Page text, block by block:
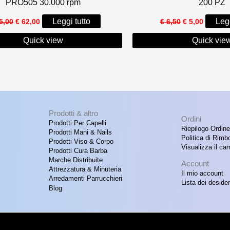
PRO505 30.000 rpm
Il
prezzo
originale
era:
€ 62,00 Il
prezzo
attuale
è:
Leggi tutto
Quick view
200 PZ
€6,50 Il
prezzo
originale
era:
€5,00Il
prezzo
attuale
è:
Quick
Prodotti & altro
Prodotti Per Capelli
Prodotti Mani & Nails
Prodotti Viso & Corpo
Prodotti Cura Barba
Marche Distribuite
Attrezzatura & Minuteria
Arredamenti Parrucchieri
Blog
Ordini
Riepilogo Ordine
Politica di
Visualizza il
Account
Il mio account
Lista dei